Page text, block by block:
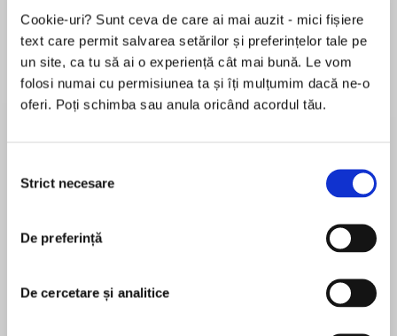
Cookie-uri? Sunt ceva de care ai mai auzit - mici fișiere
text care permit salvarea setărilor și preferințelor tale pe
un site, ca tu să ai o experiență cât mai bună. Le vom
folosi numai cu permisiunea ta și îți mulțumim dacă ne-o
oferi. Poți schimba sau anula oricând acordul tău.
consimțământului
Strict necesare
De preferință
De cercetare și analitice
Desprecarte
You’ve Got Mailgets a fresh YA twist in this
face of gentrification, perfect for fans of Tweet
Cute and Yes No Maybe So.
Clementine Chan believes in the power of the
written word. Under the pseudonym Hibiscus,
she runs a popular blog reviewing tea shops and
discussing larger issues within her Chinatown
În acest moment nu există recenzii
Livia Blackburne
Livia Blackburne is the author of the forthcoming